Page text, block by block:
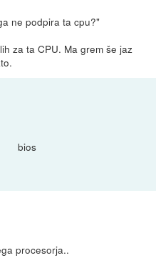
ne podpira ta cpu?"
za ta CPU. Ma grem še jaz
bios
procesorja..